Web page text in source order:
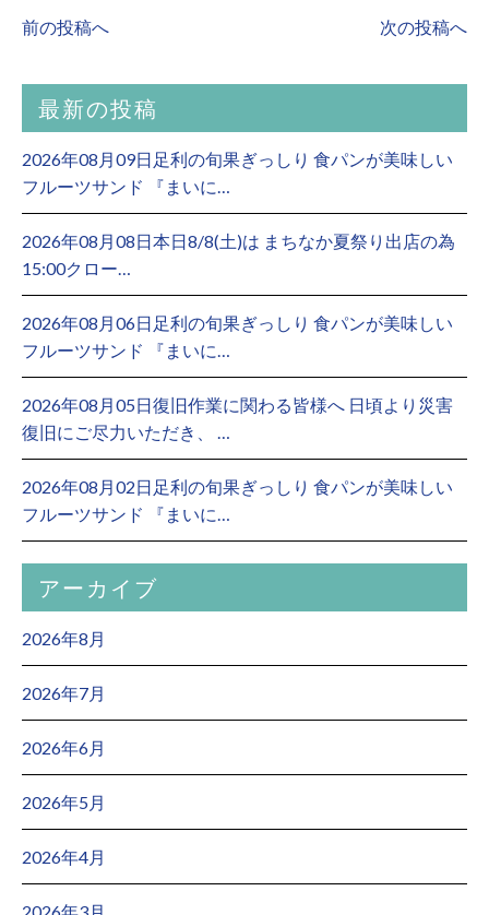
前の投稿へ 次の投稿へ
最新の投稿
2026年08月09日足利の旬果ぎっしり 食パンが美味しい
フルーツサンド 『まいに…
2026年08月08日本日8/8(土)は まちなか夏祭り出店の為
15:00クロー…
2026年08月06日足利の旬果ぎっしり 食パンが美味しい
フルーツサンド 『まいに…
2026年08月05日復旧作業に関わる皆様へ 日頃より災害
復旧にご尽力いただき、 …
2026年08月02日足利の旬果ぎっしり 食パンが美味しい
フルーツサンド 『まいに…
アーカイブ
2026年8月
2026年7月
2026年6月
2026年5月
2026年4月
2026年3月